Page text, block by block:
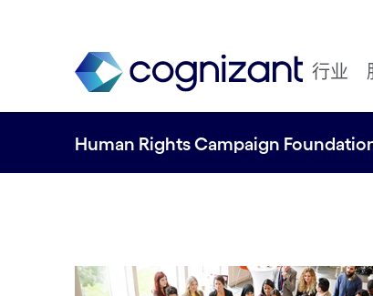
行业
Human Rights Campaign